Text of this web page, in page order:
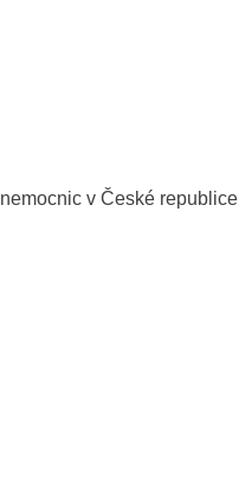
nemocnic v České republice